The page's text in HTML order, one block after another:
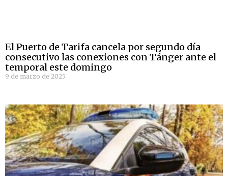
El Puerto de Tarifa cancela por segundo día
consecutivo las conexiones con Tánger ante el
temporal este domingo
9 de marzo de 2025